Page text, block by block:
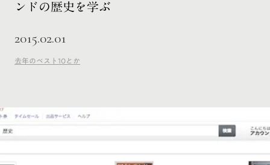
ンドの歴史を学ぶ
2015.02.01
去年のベスト10とか